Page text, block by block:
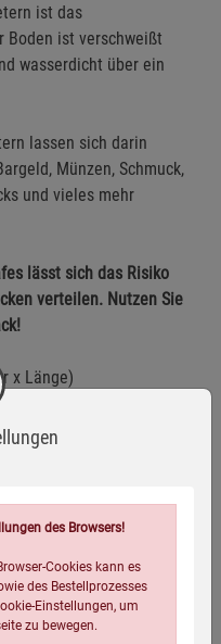
ist das
Boden ist verschweißt
wasserdicht über ein
lassen sich darin
Münzen, Schmuck,
und vieles mehr
lässt sich das Risiko
verteilen. Nutzen Sie
x Länge)
Bodensafe fest und
ihn verwenden oder
des Browsers!
Cookies kann es
des Bestellprozesses
Einstellungen, um
zu bewegen.